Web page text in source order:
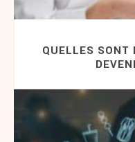
QUELLES SONT